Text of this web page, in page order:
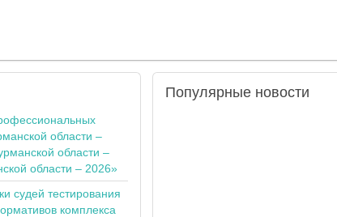
области –
области –
области – 2026»
судей тестирования
комплекса
Популярныеновости